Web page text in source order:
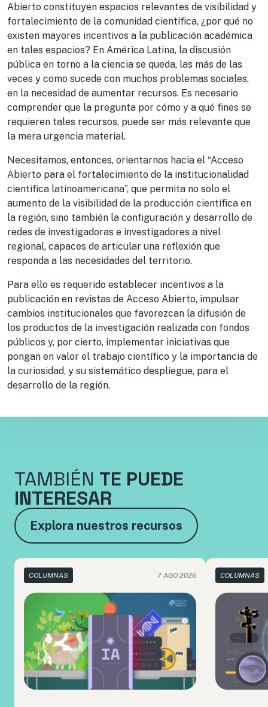
Abierto constituyen espacios relevantes de visibilidad y
fortalecimiento de la comunidad científica, ¿por qué no
existen mayores incentivos a la publicación académica
en tales espacios? En América Latina, la discusión
pública en torno a la ciencia se queda, las más de las
veces y como sucede con muchos problemas sociales,
en la necesidad de aumentar recursos. Es necesario
comprender que la pregunta por cómo y a qué fines se
requieren tales recursos, puede ser más relevante que
la mera urgencia material.
Necesitamos, entonces, orientarnos hacia el “Acceso
Abierto para el fortalecimiento de la institucionalidad
científica latinoamericana”, que permita no solo el
aumento de la visibilidad de la producción científica en
la región, sino también la configuración y desarrollo de
redes de investigadoras e investigadores a nivel
regional, capaces de articular una reflexión que
responda a las necesidades del territorio.
Para ello es requerido establecer incentivos a la
publicación en revistas de Acceso Abierto, impulsar
cambios institucionales que favorezcan la difusión de
los productos de la investigación realizada con fondos
públicos y, por cierto, implementar iniciativas que
pongan en valor el trabajo científico y la importancia de
la curiosidad, y su sistemático despliegue, para el
desarrollo de la región.
TAMBIÉN TE PUEDE
INTERESAR
Explora nuestros recursos
COLUMNAS 7 AGO 2026 COLUMNAS